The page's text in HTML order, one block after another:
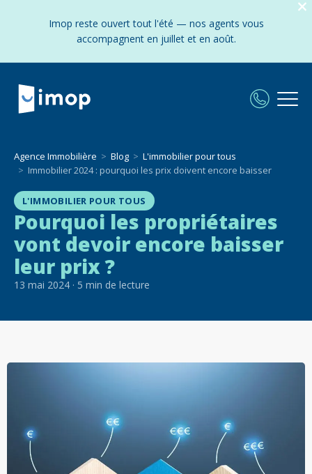
Imop reste ouvert tout l'été — nos agents vous
accompagnent en juillet et en août.
Agence Immobilière Blog
L'immobilier pour tous
Immobilier 2024 : pourquoi les prix doivent encore baisser
L'IMMOBILIER POUR TOUS
Pourquoi les propriétaires
vont devoir encore baisser
leur prix ?
13 mai 2024 · 5 min de lecture